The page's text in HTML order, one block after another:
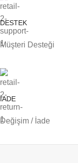
DESTEK
Müşteri Desteği
İADE
Değişim / İade